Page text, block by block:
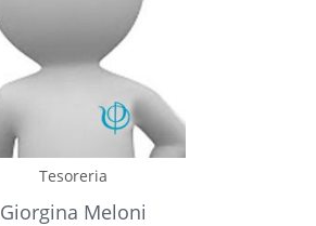
Tesoreria
Giorgina Meloni